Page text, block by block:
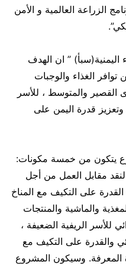
الزراعة العالمية و الأمن
اليمنية(سبأ) ” ان الهدف
الغذاء والوجبات
القصير والمتوسط ، للأسر
قدرة اليمن على
يتكون من خمسة مكونات:
مقابل العمل من أجل
القدرة على التكيف مع المناخ
والماشية والمنتجات
للأسر الريفية الضعيفة ،
والقدرة على التكيف مع
المعرفة. وسيكون المشروع